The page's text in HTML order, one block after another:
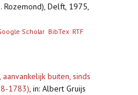
Rozemond), Delft, 1975,
Scholar BibTex RTF
buiten, sinds
1783), in: Albert Gruijs